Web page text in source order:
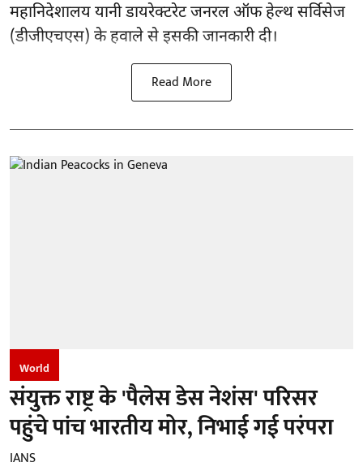
महानिदेशालय यानी डायरेक्टरेट जनरल ऑफ हेल्थ सर्विसेज
(डीजीएचएस) के हवाले से इसकी जानकारी दी।
Read More
World
संयुक्त राष्ट्र के 'पैलेस डेस नेशंस' परिसर
पहुंचे पांच भारतीय मोर, निभाई गई परंपरा
IANS